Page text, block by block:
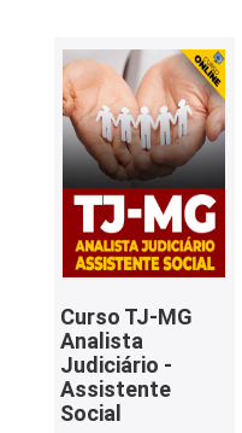
Curso TJ-MG
Analista
Judiciário -
Assistente
Social